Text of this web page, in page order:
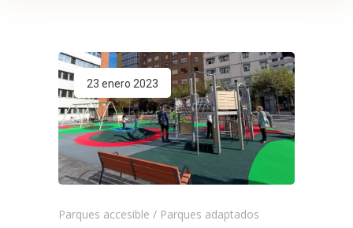
23 enero 2023
Parques accesible / Parques adaptados